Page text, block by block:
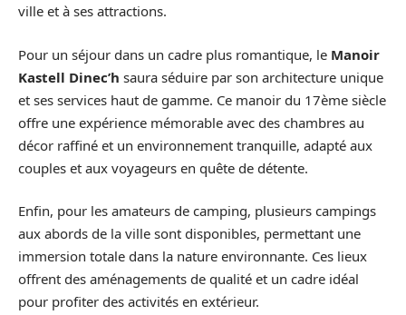
ville et à ses attractions.
Pour un séjour dans un cadre plus romantique, le Manoir
Kastell Dinec’h saura séduire par son architecture unique
et ses services haut de gamme. Ce manoir du 17ème siècle
offre une expérience mémorable avec des chambres au
décor raffiné et un environnement tranquille, adapté aux
couples et aux voyageurs en quête de détente.
Enfin, pour les amateurs de camping, plusieurs campings
aux abords de la ville sont disponibles, permettant une
immersion totale dans la nature environnante. Ces lieux
offrent des aménagements de qualité et un cadre idéal
pour profiter des activités en extérieur.